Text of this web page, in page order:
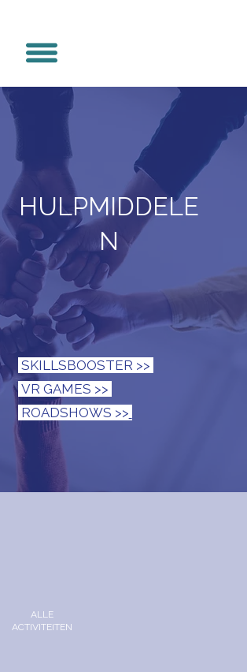
HULPMIDDELE
N
SKILLSBOOSTER >>
VR GAMES >>
ROADSHOWS >>
ALLE
ACTIVITEITEN